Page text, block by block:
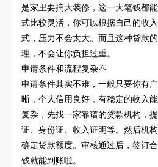
是家里要搞大装修，这一大笔钱都
式比较灵活，你可以根据自己的收
式，压力不会太大。而且这种贷款
理，不会让你负担过重。
申请条件和流程复杂不
申请条件其实不难，一般只要你有
晰，个人信用良好，有稳定的收入
复杂，先找一家靠谱的贷款机构，
证、身份证、收入证明等。然后机
确定贷款额度。审核通过后，签订
钱就能到账啦。